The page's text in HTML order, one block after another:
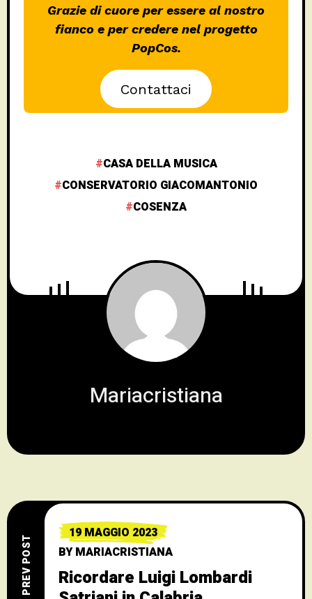
Grazie di cuore per essere al nostro
fianco e per credere nel progetto
PopCos.
Contattaci
CASA DELLA MUSICA
CONSERVATORIO GIACOMANTONIO
COSENZA
Mariacristiana
PREV POST
19 MAGGIO 2023
BYMARIACRISTIANA
Ricordare Luigi Lombardi